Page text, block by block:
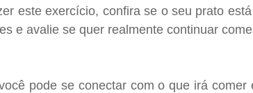
este exercício, confira se o seu prato
e avalie se quer realmente continuar
pode se conectar com o que irá comer